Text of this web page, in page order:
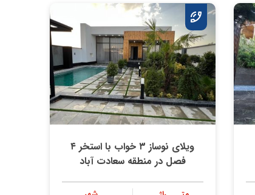
ویلای نوساز ۳ خواب با استخر ۴
فصل در منطقه سعادت آباد